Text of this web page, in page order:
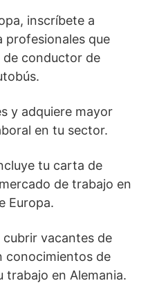
inscríbete a
profesionales que
de conductor de
y adquiere mayor
en tu sector.
tu carta de
de trabajo en
Europa.
cubrir vacantes de
conocimientos de
trabajo en Alemania.